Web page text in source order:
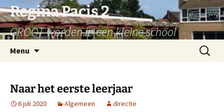
Ga
naar
de
inhoud
Regina Pacis 2
GROOT worden in een kleine school
Menu
Zoeken
naar:
Naar het eerste leerjaar
6 juli 2020 Algemeen directie